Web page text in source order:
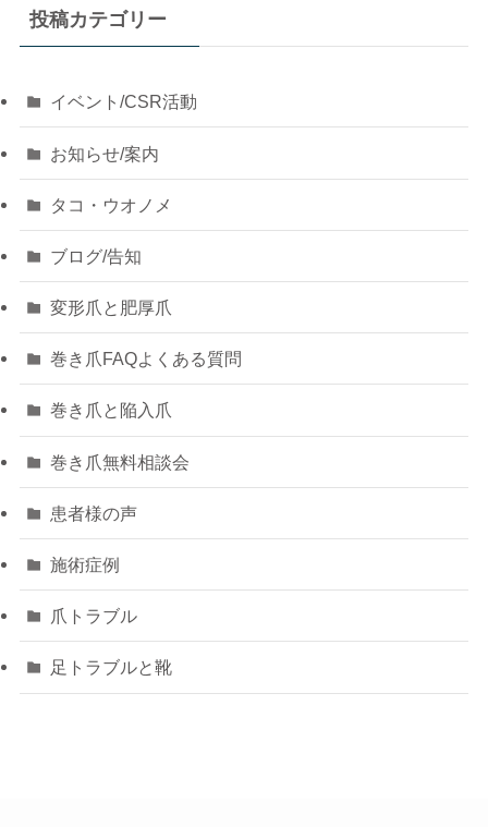
投稿カテゴリー
イベント/CSR活動
お知らせ/案内
タコ・ウオノメ
ブログ/告知
変形爪と肥厚爪
巻き爪FAQよくある質問
巻き爪と陥入爪
巻き爪無料相談会
患者様の声
施術症例
爪トラブル
足トラブルと靴